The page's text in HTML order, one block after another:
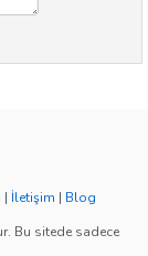
| İletişim | Blog
Bu sitede sadece